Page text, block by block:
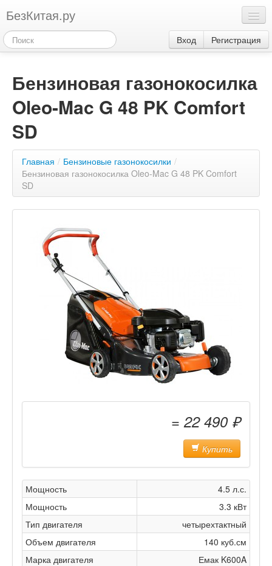
БезКитая.ру
Каталог
Контакты
Акции 3
Вход Регистрация
Бензиновая газонокосилка
Oleo-Mac G 48 PK Comfort
SD
Главная / Бензиновые газонокосилки /
Бензиновая газонокосилка Oleo-Mac G 48 PK Comfort
SD
= 22 490 ₽
Купить
Мощность
4.5 л.с.
Мощность
3.3 кВт
Тип двигателя
четырехтактный
Объем двигателя
140 куб.см
Марка двигателя
Емак K600A